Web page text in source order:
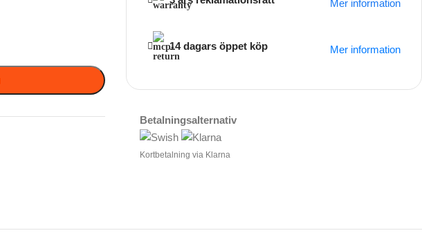
Mer information
14 dagars öppet köp Mer information
Betalningsalternativ
Kortbetalning via Klarna